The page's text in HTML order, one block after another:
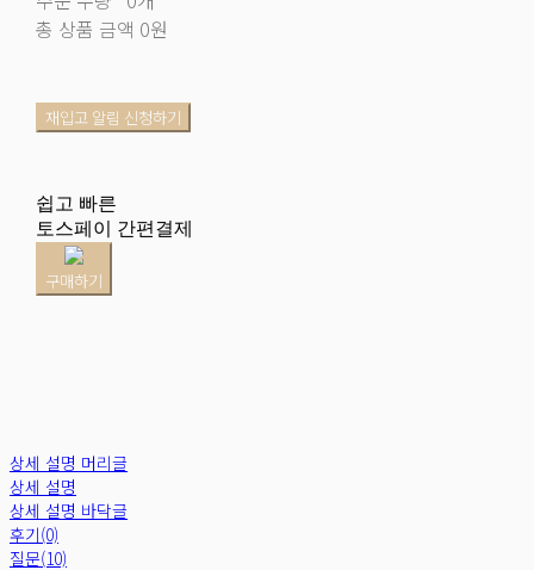
총 상품 금액 0원
재입고 알림 신청하기
쉽고 빠른
토스페이 간편결제
구매하기
상세 설명 머리글
상세 설명
상세 설명 바닥글
후기(0)
질문(10)